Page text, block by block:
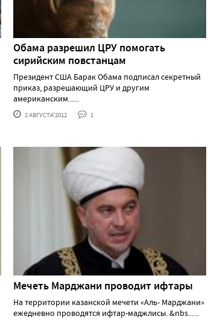
Обама разрешил ЦРУ помогать
сирийским повстанцам
Президент США Барак Обама подписал секретный
приказ, разрешающий ЦРУ и другим
американским......
2 АВГУСТА'2012 1
Мечеть Марджани проводит ифтары
На территории казанской мечети «Аль- Марджани»
ежедневно проводятся ифтар-маджлисы. &nbs......